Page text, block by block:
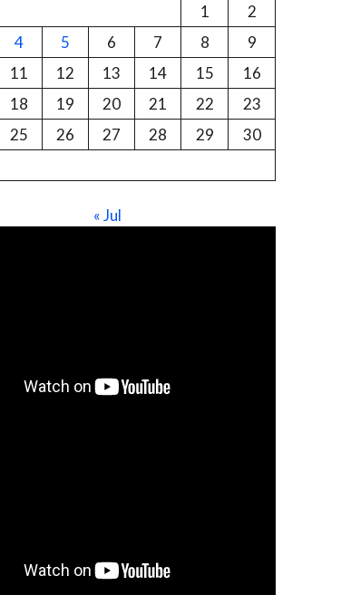
1
2
4 5 6 7 8
9
11 12 13 14 15
16
18 19 20 21 22
23
25 26 27 28 29
30
« Jul